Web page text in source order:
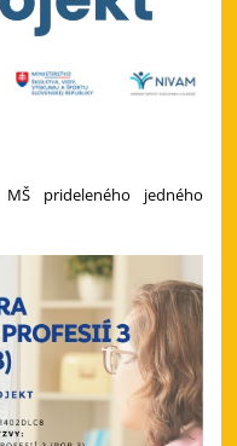
prideleného jedného